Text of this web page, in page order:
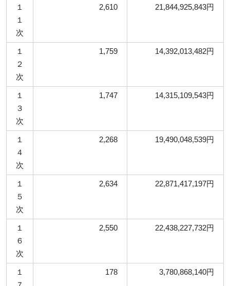
１
１
次
2,610 21,844,925,843円
１
２
次
1,759 14,392,013,482円
１
３
次
1,747 14,315,109,543円
１
４
次
2,268 19,490,048,539円
１
５
次
2,634 22,871,417,197円
１
６
次
2,550 22,438,227,732円
１
178 3,780,868,140円